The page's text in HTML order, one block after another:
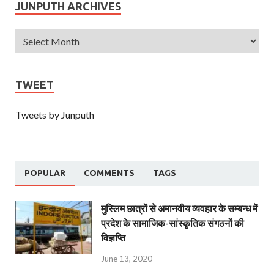
JUNPUTH ARCHIVES
TWEET
Tweets by Junputh
POPULAR COMMENTS TAGS
मुस्लिम छात्रों से अमानवीय व्यवहार के सम्बन्ध में
प्रदेश के सामाजिक-सांस्कृतिक संगठनों की
विज्ञप्ति
June 13, 2020